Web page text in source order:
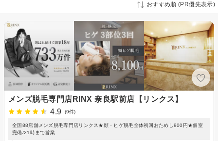
おすすめ順 (PR優先表示)
メンズ脱毛専門店RINX 奈良駅前店【リンクス】
4.9
(9件)
全国88店舗メンズ脱毛専門店リンクス★顔・ヒゲ脱毛全体初回おためし900円★個室
完備/21時まで営業